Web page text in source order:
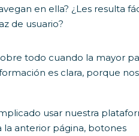
en ella? ¿Les resulta
de usuario?
todo cuando la mayor
es clara, porque
usar nuestra
anterior página, botones